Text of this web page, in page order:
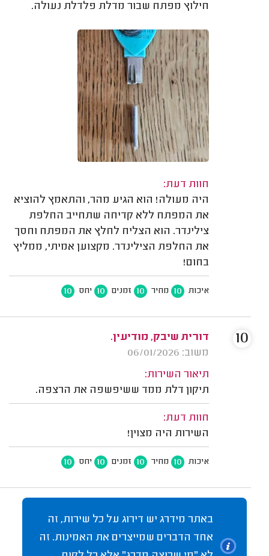
חילוץ מפתח שבור מדלת פלדלת נעולה.
חוות דעת:
היה מעולה! הוא הגיע מהר, והתאמץ להוציא
את המפתח ללא קדיחה שתחייב החלפת
צילינדר. הוא הצליח לחלץ את המפתח וחסך
את החלפת הצילינדר. מקצוען אמיתי, ממליץ
בחום!
איכות 10 מחיר 10 זמנים 10 יחס 10
דורית שיבק, מודיעין.
משוב: 06/01/2026
תיאור השירות:
תיקון דלת ממד ששיפשפה את הרצפה.
חוות דעת:
השירות היה מצוין!
איכות 10 מחיר 10 זמנים 10 יחס 10
10
באתר מידרג יש דירוג על כל שירות, זה
אחד הדברים שמייצרים את האמינות. זה